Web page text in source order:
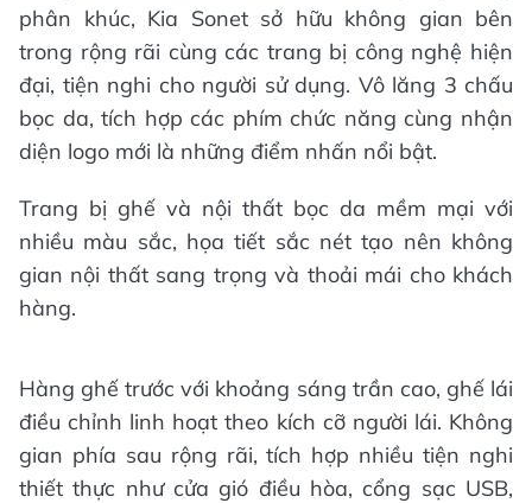
phân khúc, Kia Sonet sở hữu không gian bên
trong rộng rãi cùng các trang bị công nghệ hiện
đại, tiện nghi cho người sử dụng. Vô lăng 3 chấu
bọc da, tích hợp các phím chức năng cùng nhận
diện logo mới là những điểm nhấn nổi bật.
Trang bị ghế và nội thất bọc da mềm mại với
nhiều màu sắc, họa tiết sắc nét tạo nên không
gian nội thất sang trọng và thoải mái cho khách
hàng.
Hàng ghế trước với khoảng sáng trần cao, ghế lái
điều chỉnh linh hoạt theo kích cỡ người lái. Không
gian phía sau rộng rãi, tích hợp nhiều tiện nghi
thiết thực như cửa gió điều hòa, cổng sạc USB,